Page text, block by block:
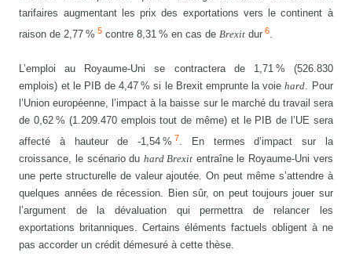
tarifaires augmentant les prix des exportations vers le continent à
raison de 2,77 %5 contre 8,31 % en cas deBrexit dur6.
L’emploi au Royaume-Uni se contractera de 1,71 % (526.830
emplois) et le PIB de 4,47 % si le Brexit emprunte la voiehard. Pour
l’Union européenne, l’impact à la baisse sur le marché du travail sera
de 0,62 % (1.209.470 emplois tout de même) et le PIB de l’UE sera
affecté à hauteur de -1,54 % 7. En termes d’impact sur la
croissance, le scénario du hard Brexit entraîne le Royaume-Uni vers
une perte structurelle de valeur ajoutée. On peut même s’attendre à
quelques années de récession. Bien sûr, on peut toujours jouer sur
l’argument de la dévaluation qui permettra de relancer les
exportations britanniques. Certains éléments factuels obligent à ne
pas accorder un crédit démesuré à cette thèse.